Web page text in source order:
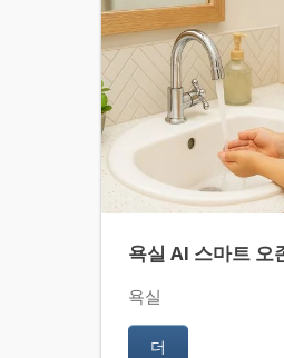
욕실 AI 스마트 오
욕실
더